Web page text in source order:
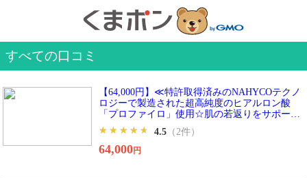
すべての口コミ
【64,000円】≪特許取得済みのNAHYCOテクノ
ロジーで製造された超高純度のヒアルロン酸
「プロファイロ」使用☆肌の若返りをサポート
する効果が期待できます♪／ヒアルロン酸（プ
ロファイロ）1本2cc（顔 or 首 or 手の甲）※初
診料込≫
★★★★★
★★★★★
★★★★★ 4.5 （2件）
64,000円